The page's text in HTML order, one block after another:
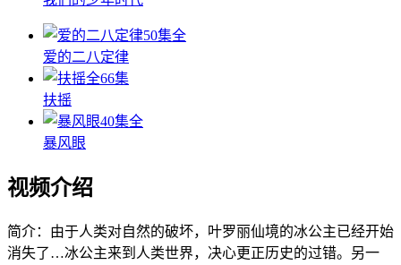
50集全
爱的二八定律
全66集
扶摇
40集全
暴风眼
视频介绍
简介： 由于人类对自然的破坏，叶罗丽仙境的冰公主已经开始
消失了…冰公主来到人类世界，决心更正历史的过错。另一